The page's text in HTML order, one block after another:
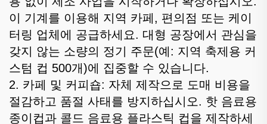
이 기계를 이용해 지역 카페, 편의점 또는 케이
터링 업체에 공급하세요. 대형 공장에서 관심을
갖지 않는 소량의 정기 주문(예: 지역 축제용 커
스텀 컵 500개)에 집중할 수 있습니다.
2. 카페 및 커피숍: 자체 제작으로 도매 비용을
절감하고 품절 사태를 방지하십시오. 핫 음료용
종이컵과 콜드 음료용 플라스틱 컵을 제작하세